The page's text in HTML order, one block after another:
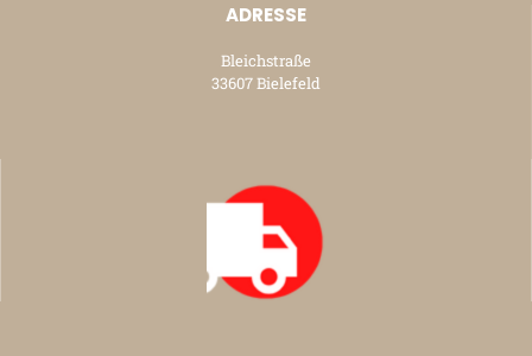
ADRESSE
Bleichstraße
33607 Bielefeld